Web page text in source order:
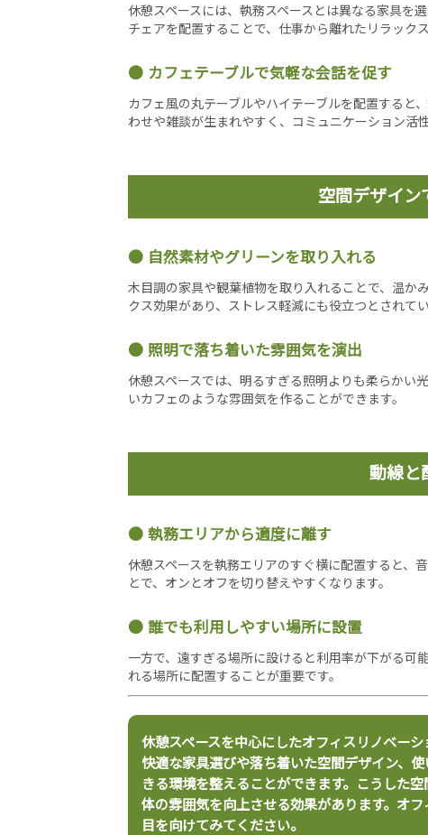
休憩スペースには、執務スペースとは異なる家具を
チェアを配置することで、仕事から離れたリラック
カフェテーブルで気軽な会話を促す
カフェ風の丸テーブルやハイテーブルを配置すると
わせや雑談が生まれやすく、コミュニケーション活
空間デザイン
自然素材やグリーンを取り入れる
木目調の家具や観葉植物を取り入れることで、温か
クス効果があり、ストレス軽減にも役立つとされてい
照明で落ち着いた雰囲気を演出
休憩スペースでは、明るすぎる照明よりも柔らかい
いカフェのような雰囲気を作ることができます。
動線と
執務エリアから適度に離す
休憩スペースを執務エリアのすぐ横に配置すると、
とで、オンとオフを切り替えやすくなります。
誰でも利用しやすい場所に設置
一方で、遠すぎる場所に設けると利用率が下がる可
れる場所に配置することが重要です。
休憩スペースを中心にしたオフィスリノベー
快適な家具選びや落ち着いた空間デザイン、
きる環境を整えることができます。こうした
体の雰囲気を向上させる効果があります。オ
目を向けてみてください。